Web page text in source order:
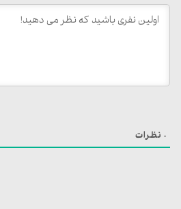
0 نظرات